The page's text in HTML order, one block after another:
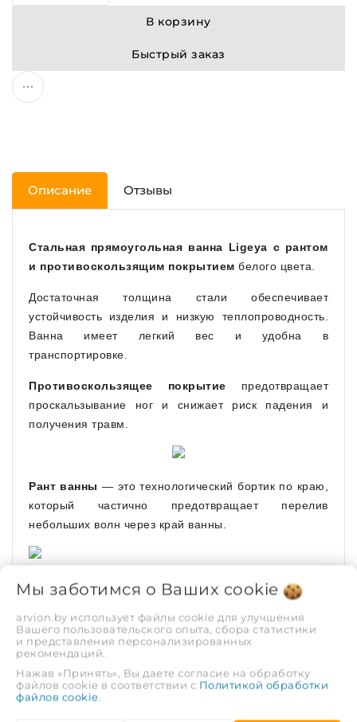
В корзину
Быстрый заказ
Описание Отзывы
Стальная прямоугольная ванна Ligeya с рантом
и противоскользящим покрытием белого цвета.
Достаточная толщина стали обеспечивает
устойчивость изделия и низкую теплопроводность.
Ванна имеет легкий вес и удобна в
транспортировке.
Противоскользящее покрытие предотвращает
проскальзывание ног и снижает риск падения и
получения травм.
Рант ванны — это технологический бортик по краю,
который частично предотвращает перелив
небольших волн через край ванны.
Компактные размеры и традиционная форма ванны
производстве ванн применяются проверенную
временем технологию и этапы:
грунтовое покрытие, обеспечивающее
сцепление сталь-эмаль;
Мы заботимся о Ваших cookie
arvion.by использует файлы cookie для улучшения
Вашего пользовательского опыта, сбора статистики
и представления персонализированных
рекомендаций.
Нажав «Принять», Вы даете согласие на обработку
файлов cookie в соответствии с Политикой обработки
файлов cookie